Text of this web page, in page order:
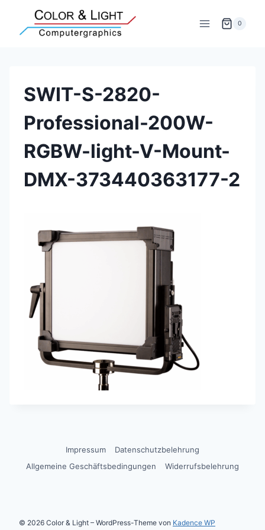
springen
0
SWIT-S-2820-
Professional-200W-
RGBW-light-V-Mount-
DMX-373440363177-2
Impressum
Datenschutzbelehrung
Allgemeine Geschäftsbedingungen
Widerrufsbelehrung
© 2026 Color & Light – WordPress-Theme von Kadence WP